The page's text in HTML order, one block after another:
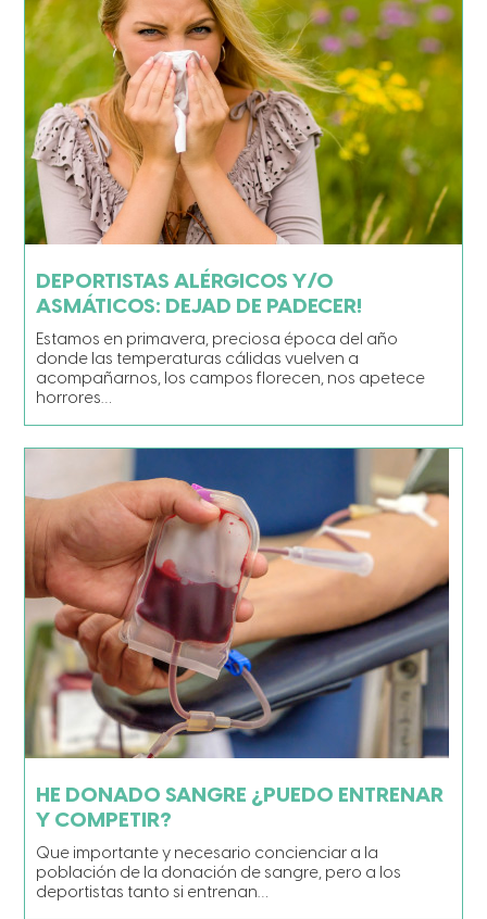
DEPORTISTAS ALÉRGICOS Y/O
ASMÁTICOS: DEJAD DE PADECER!
Estamos en primavera, preciosa época del año
donde las temperaturas cálidas vuelven a
acompañarnos, los campos florecen, nos apetece
horrores…
HE DONADO SANGRE ¿PUEDO ENTRENAR
Y COMPETIR?
Que importante y necesario concienciar a la
población de la donación de sangre, pero a los
deportistas tanto si entrenan…